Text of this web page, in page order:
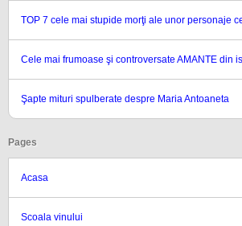
TOP 7 cele mai stupide morţi ale unor personaje
Cele mai frumoase şi controversate AMANTE din
Şapte mituri spulberate despre Maria Antoaneta
Pages
Acasa
Scoala vinului